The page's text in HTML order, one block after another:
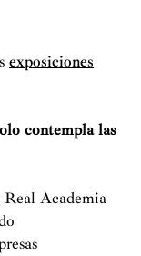
exposiciones
contempla las
Real Academia